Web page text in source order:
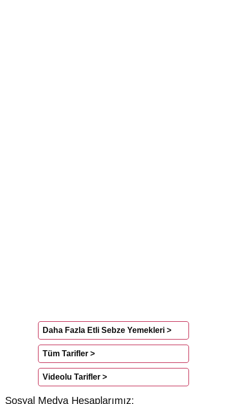
Daha Fazla Etli Sebze Yemekleri >
Tüm Tarifler >
Videolu Tarifler >
Sosyal Medya Hesaplarımız: